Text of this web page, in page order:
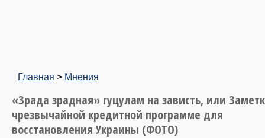
Главная > Мнения
«Зрада зрадная» гуцулам на зависть, или
чрезвычайной кредитной программе для
восстановления Украины (ФОТО)